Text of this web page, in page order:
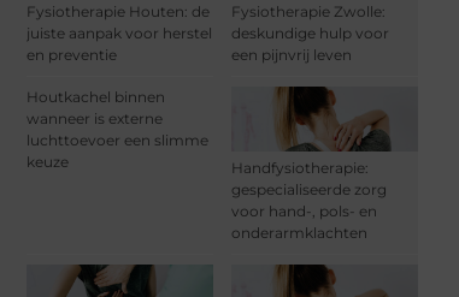
Fysiotherapie Houten: de
juiste aanpak voor herstel
en preventie
Fysiotherapie Zwolle:
deskundige hulp voor
een pijnvrij leven
Houtkachel binnen
wanneer is externe
luchttoevoer een slimme
keuze
Handfysiotherapie:
gespecialiseerde zorg
voor hand-, pols- en
onderarmklachten